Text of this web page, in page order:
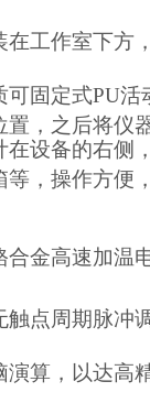
在工作室下方
固定式PU活
置，之后将仪
在设备的右侧
等，操作方便
合金高速加温
点周期脉冲
算，以达高